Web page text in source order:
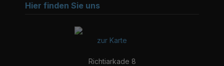
Hier finden Sie uns
zur Karte
Richtiarkade 8